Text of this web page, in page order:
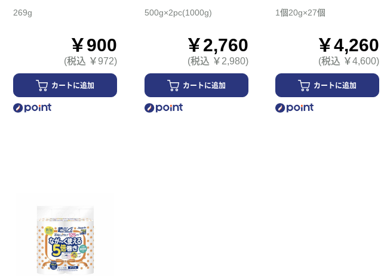
269g
￥900
(税込 ￥972)
カートに追加
500g×2pc(1000g)
￥2,760
(税込 ￥2,980)
カートに追加
1個20g×27個
￥4,260
(税込 ￥4,600)
カートに追加